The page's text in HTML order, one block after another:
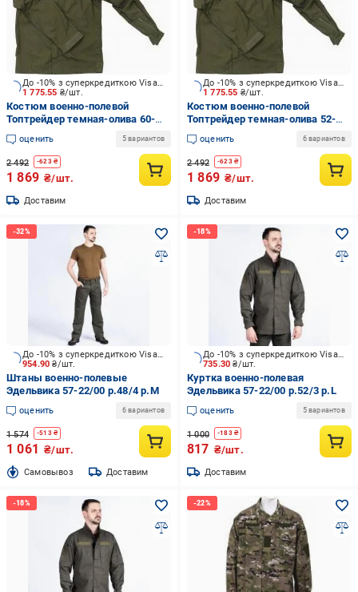
1 775.55 ₴/шт.
До -10% з суперкредиткою Visa Вигода
Костюм военно-полевой
Топтрейдер темная-олива 60-
62р / 170-176 см (Узкий Ворот)
р.XXXL
оценить 5 вариантов
2 492 -623₴
1 869 ₴/шт.
Доставим
1 775.55 ₴/шт.
До -10% з суперкредиткою Visa Вигода
Костюм военно-полевой
Топтрейдер темная-олива 52-
54р / 182-188 см (Узкий Ворот)
р.XLоценить 6 вариантов
2 492 -623₴
1 869 ₴/шт.
Доставим
954.90₴/шт.
До -10% з суперкредиткою Visa Вигода
Штаны военно-полевые
Эдельвика 57-22/00 р.48/4 р.M
оценить 6 вариантов
1 574 -513₴
1 061 ₴/шт.
Cамовывоз Доставим
735.30₴/шт.
До -10% з суперкредиткою Visa Вигода
Куртка военно-полевая
Эдельвика 57-22/00 р.52/3 р.L
оценить 5 вариантов
1 000 -183₴
817 ₴/шт.
Доставим